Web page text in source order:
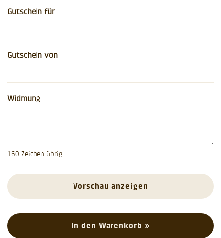
Gutschein für
Gutschein von
Widmung
160 Zeichen übrig
Vorschau anzeigen
In den Warenkorb »